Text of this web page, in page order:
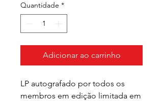
Quantidade *
Adicionar ao carrinho
LP autografado por todos os
membros em edição limitada em